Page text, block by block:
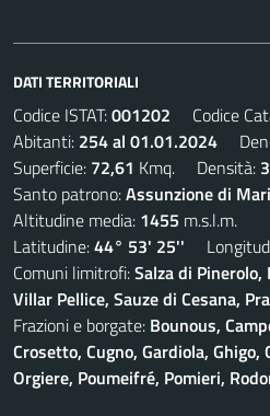
DATI TERRITORIALI
Codice ISTAT:001202 Codice
Abitanti: 254 al 01.01.2024
Superficie: 72,61 Kmq. Densità: 3
Santo patrono:Assunzione di
Altitudine media: 1455 m.s.l.m.
Latitudine:44° 53' 25''
Comuni limitrofi:Salza di Pinerolo,
Villar Pellice, Sauze di Cesana,
Frazioni e borgate: Bounous,
Crosetto, Cugno, Gardiola,
Orgiere, Poumeifré, Pomieri,